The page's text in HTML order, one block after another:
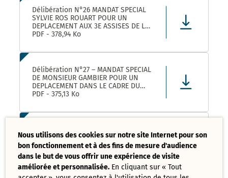
Délibération N°26 MANDAT SPECIAL
SYLVIE ROS ROUART POUR UN
DEPLACEMENT AUX 3E ASSISES DE LA
VOIE D’ARLES A ARLES
PDF - 378,94 Ko
Délibération N°27 – MANDAT SPECIAL
DE MONSIEUR GAMBIER POUR UN
DEPLACEMENT DANS LE CADRE DU
FORUM DES ELUS INFO JEUNES A
PDF - 375,13 Ko
Liste des délibérations examinées
Conseil Municipal 17 mars 2025
PDF - 121,08 Ko
Nous utilisons des cookies sur notre site Internet pour son
bon fonctionnement et à des fins de mesure d'audience
dans le but de vous offrir une expérience de visite
améliorée et personnalisée. En cliquant sur « Tout